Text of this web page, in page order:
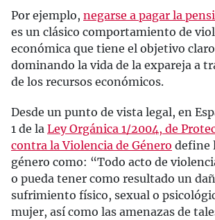
Por ejemplo, negarse a pagar la
es un clásico comportamiento de
económica que tiene el objetivo
dominando la vida de la expareja a
de los recursos económicos.
Desde un punto de vista legal, en
1 de la Ley Orgánica 1/2004, de
contra la Violencia de Género define
género como: “Todo acto de
o pueda tener como resultado un
sufrimiento físico, sexual o
mujer, así como las amenazas de